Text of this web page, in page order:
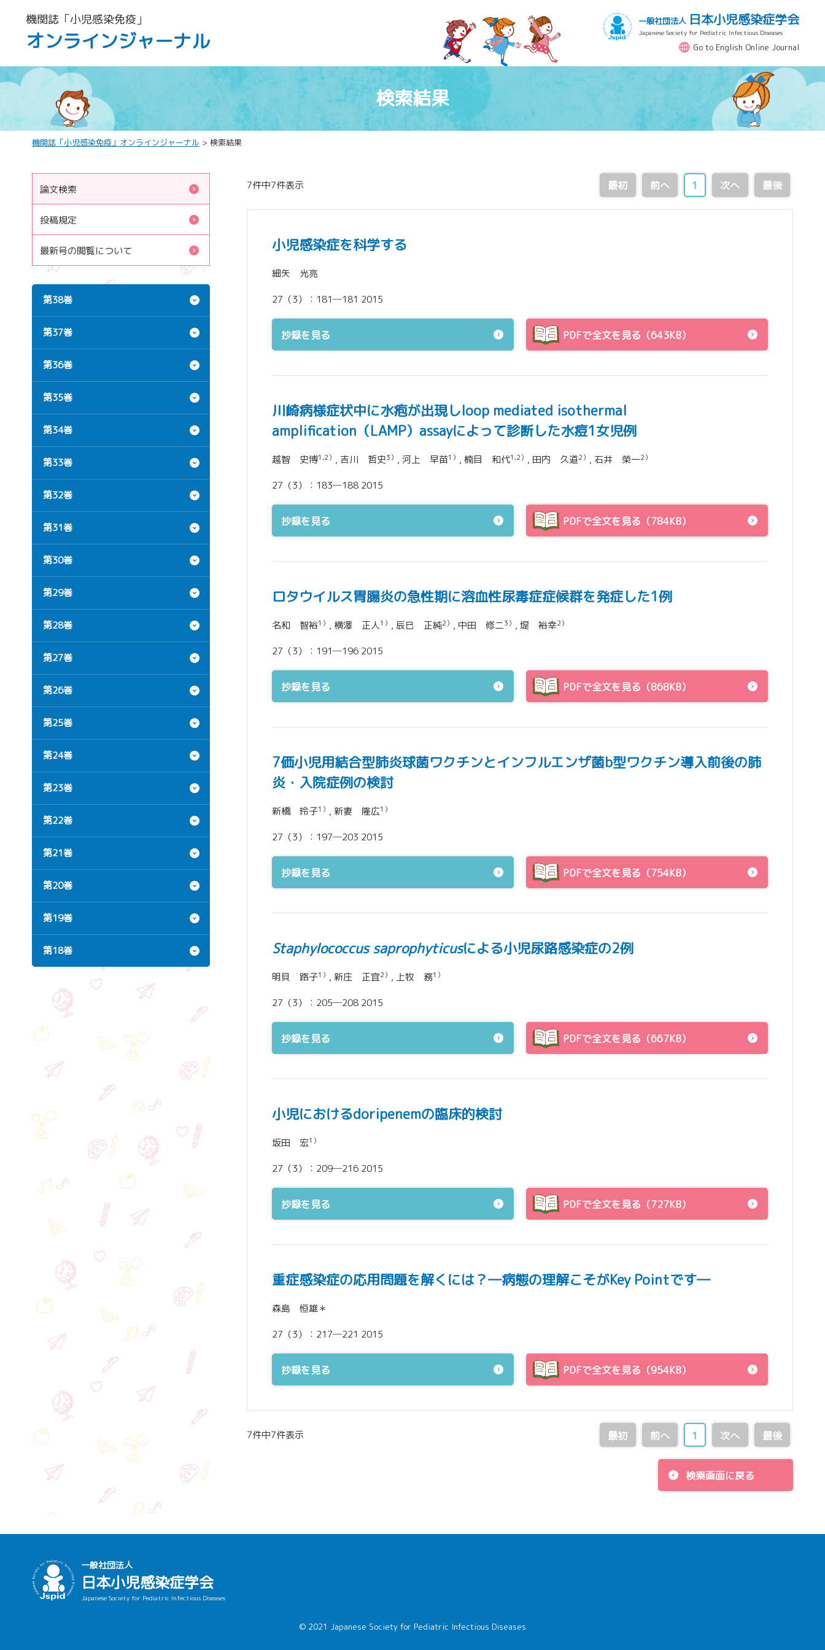
機関誌「小児感染免疫」
オンラインジャーナル
一般社団法人 日本小児感染症学会
Japanese Society for Pediatric Infectious Diseases
Go to English Online Journal
検索結果
機関誌「小児感染免疫」オンラインジャーナル > 検索結果
7件中7件表示 最初 前へ 1 次へ 最後
小児感染症を科学する
細矢 光亮
27（3）：181─181 2015
抄録を見る PDFで全文を見る（643KB）
川崎病様症状中に水疱が出現しloop mediated isothermal
amplification（LAMP）assayによって診断した水痘1女児例
越智 史博1,2） , 吉川 哲史3） , 河上 早苗1） , 楠目 和代1,2） , 田内 久道2） , 石井 榮一2）
27（3）：183─188 2015
抄録を見る PDFで全文を見る（784KB）
ロタウイルス胃腸炎の急性期に溶血性尿毒症症候群を発症した1例
名和 智裕1） , 横澤 正人1） , 辰巳 正純2） , 中田 修二3） , 堤 裕幸2）
27（3）：191─196 2015
抄録を見る PDFで全文を見る（868KB）
7価小児用結合型肺炎球菌ワクチンとインフルエンザ菌b型ワクチン導入前後の肺
炎・入院症例の検討
新橋 玲子1） , 新妻 隆広1）
27（3）：197─203 2015
抄録を見る PDFで全文を見る（754KB）
Staphylococcus saprophyticusによる小児尿路感染症の2例
明貝 路子1） , 新庄 正宜2） , 上牧 務1）
27（3）：205─208 2015
抄録を見る PDFで全文を見る（667KB）
小児におけるdoripenemの臨床的検討
坂田 宏1）
27（3）：209─216 2015
抄録を見る PDFで全文を見る（727KB）
重症感染症の応用問題を解くには？―病態の理解こそがKey Pointです―
森島 恒雄＊
27（3）：217─221 2015
抄録を見る PDFで全文を見る（954KB）
7件中7件表示 最初 前へ 1 次へ 最後
検索画面に戻る
論文検索
投稿規定
最新号の閲覧について
第38巻
第37巻
第36巻
第35巻
第34巻
第33巻
第32巻
第31巻
第30巻
第29巻
第28巻
第27巻
第26巻
第25巻
第24巻
第23巻
第22巻
第21巻
第20巻
第19巻
第18巻
一般社団法人
日本小児感染症学会
Japanese Society for Pediatric Infectious Diseases
© 2021 Japanese Society for Pediatric Infectious Diseases